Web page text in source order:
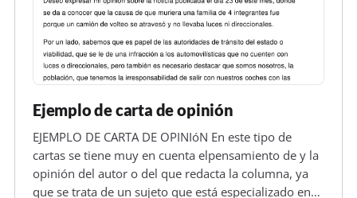
Ejemplo de carta de opinión
EJEMPLO DE CARTA DE OPINIóN En este tipo de
cartas se tiene muy en cuenta elpensamiento de y la
opinión del autor o del que redacta la columna, ya
que se trata de un sujeto que está especializado en